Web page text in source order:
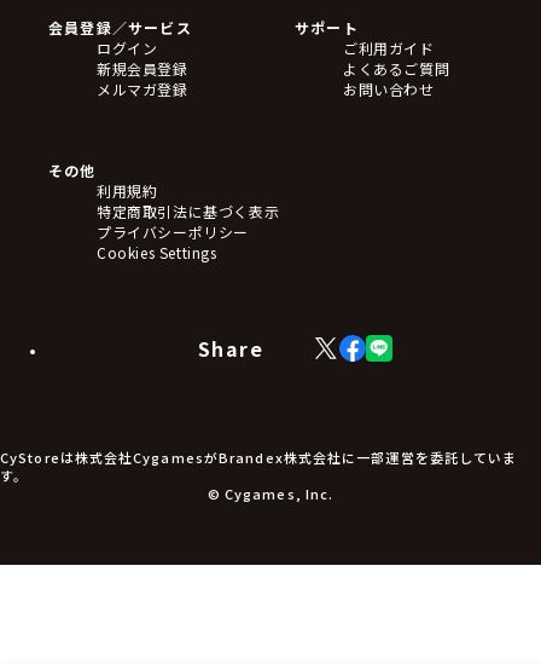
フィギュア
アクリルスタンド
バッジ
キーホルダー・ストラップ
ステッカー・シール・カード
タペストリー・ポスター
アームサポーター
ブレードホルダー
食品・飲料品
アパレル小物
アクセサリー
会員登録／サービス
ログイン
新規会員登録
メルマガ登録
サポート
ご利用ガイド
よくあるご質問
お問い合わせ
その他
利用規約
特定商取引法に基づく表示
プライバシーポリシー
Cookies Settings
Share
X
(Twitter)
Facebook
LINE
CyStoreは株式会社CygamesがBrandex株式会社に一部運営を委託していま
す。
© Cygames, Inc.